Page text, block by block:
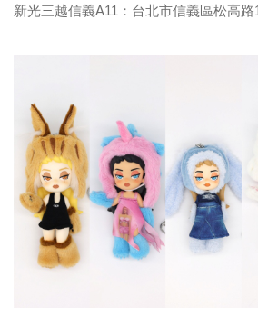
新光三越信義A11：台北市信義區松高路